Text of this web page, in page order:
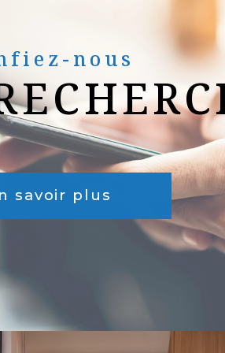
nous
savoir plus